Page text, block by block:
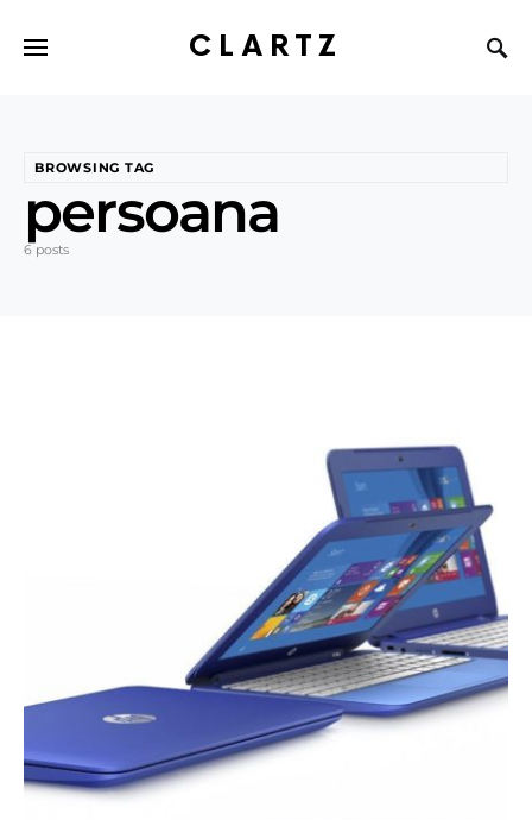
CLARTZ
BROWSING TAG
persoana
6 posts